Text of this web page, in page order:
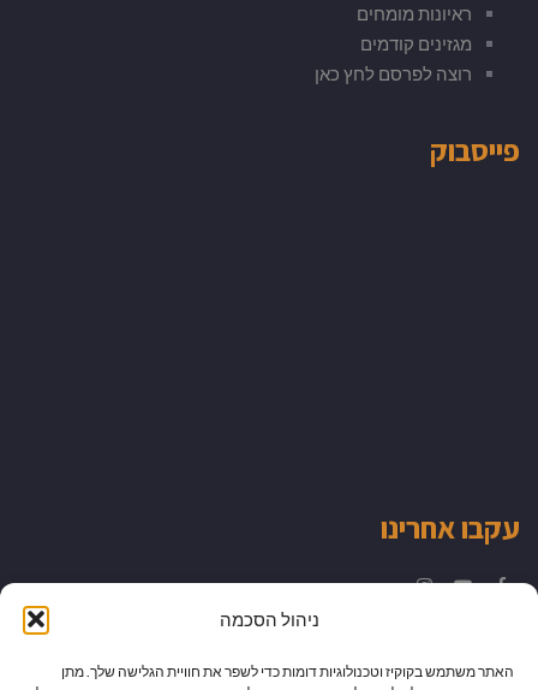
ניהול הסכמה
האתר משתמש בקוקיז וטכנולוגיות דומות כדי לשפר את חוויית הגלישה שלך. מתן
ראיונות מומחים
מגזינים קודמים
רוצה לפרסם לחץ כאן
פייסבוק
עקבו אחרינו